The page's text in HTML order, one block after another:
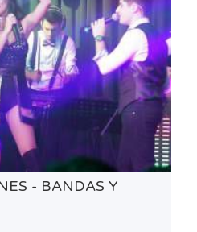
- BANDAS Y